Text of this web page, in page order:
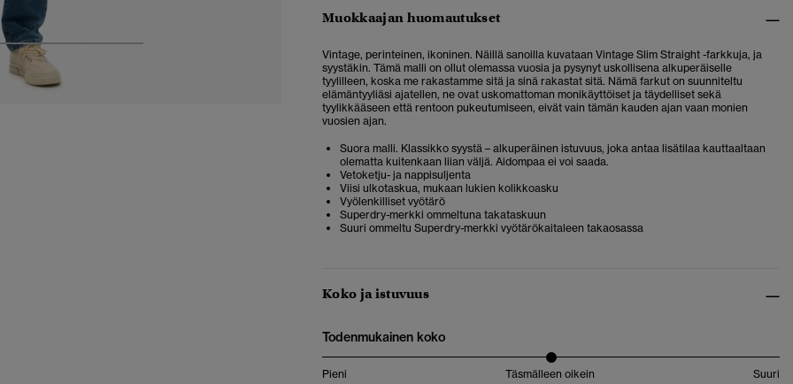
5
Muokkaajan huomautukset
Vintage, perinteinen, ikoninen. Näillä sanoilla kuvataan Vintage Slim Straight -farkkuja, ja
syystäkin. Tämä malli on ollut olemassa vuosia ja pysynyt uskollisena alkuperäiselle
tyylilleen, koska me rakastamme sitä ja sinä rakastat sitä. Nämä farkut on suunniteltu
elämäntyyliäsi ajatellen, ne ovat uskomattoman monikäyttöiset ja täydelliset sekä
tyylikkääseen että rentoon pukeutumiseen, eivät vain tämän kauden ajan vaan monien
vuosien ajan.
Suora malli. Klassikko syystä – alkuperäinen istuvuus, joka antaa lisätilaa kauttaaltaan
olematta kuitenkaan liian väljä. Aidompaa ei voi saada.
Vetoketju- ja nappisuljenta
Viisi ulkotaskua, mukaan lukien kolikkoasku
Vyölenkilliset vyötärö
Superdry-merkki ommeltuna takataskuun
Suuri ommeltu Superdry-merkki vyötärökaitaleen takaosassa
Koko ja istuvuus
Todenmukainen koko
Pieni Täsmälleen oikein Suuri